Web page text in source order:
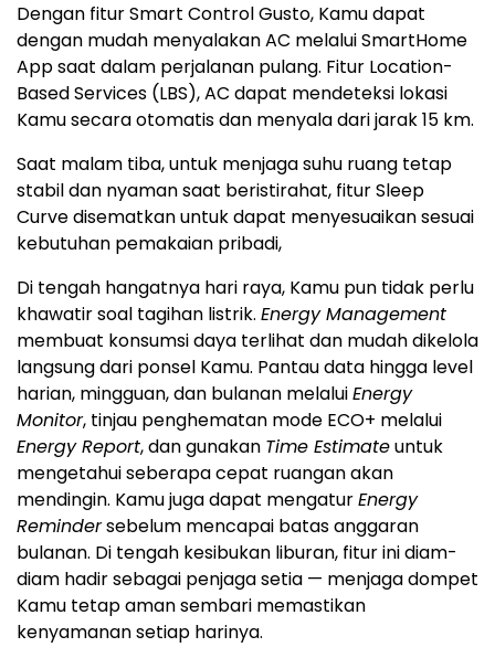
Dengan fitur Smart Control Gusto, Kamu dapat
dengan mudah menyalakan AC melalui SmartHome
App saat dalam perjalanan pulang. Fitur Location-
Based Services (LBS), AC dapat mendeteksi lokasi
Kamu secara otomatis dan menyala dari jarak 15 km.
Saat malam tiba, untuk menjaga suhu ruang tetap
stabil dan nyaman saat beristirahat, fitur Sleep
Curve disematkan untuk dapat menyesuaikan sesuai
kebutuhan pemakaian pribadi,
Di tengah hangatnya hari raya, Kamu pun tidak perlu
khawatir soal tagihan listrik. Energy Management
membuat konsumsi daya terlihat dan mudah dikelola
langsung dari ponsel Kamu. Pantau data hingga level
harian, mingguan, dan bulanan melaluiEnergy
Monitor, tinjau penghematan mode ECO+ melalui
Energy Report, dan gunakan Time Estimateuntuk
mengetahui seberapa cepat ruangan akan
mendingin. Kamu juga dapat mengaturEnergy
Remindersebelum mencapai batas anggaran
bulanan. Di tengah kesibukan liburan, fitur ini diam-
diam hadir sebagai penjaga setia — menjaga dompet
Kamu tetap aman sembari memastikan
kenyamanan setiap harinya.